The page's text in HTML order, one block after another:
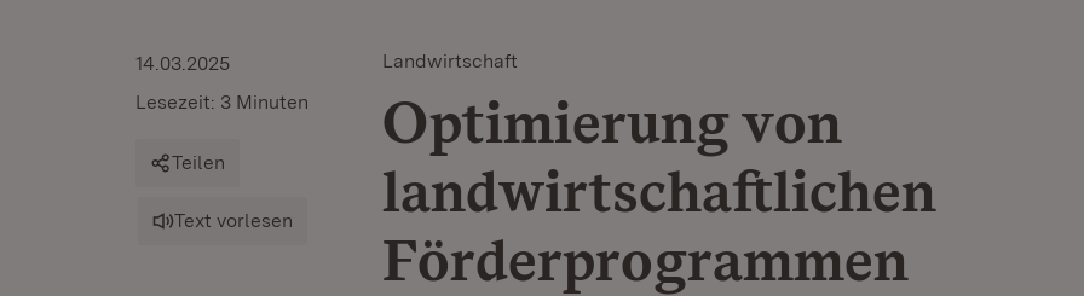
Landwirtschaft
Optimierung von
landwirtschaftlichen
Förderprogrammen
14.03.2025
Lesezeit: 3 Minuten
Teilen
Text vorlesen